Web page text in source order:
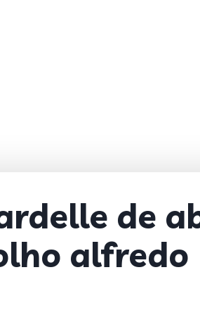
de
alfredo